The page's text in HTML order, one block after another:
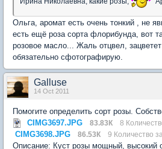
Ольга, аромат есть очень тонкий , не
есть ещё роза сорта флорибунда, вот
розовое масло... Жаль отцвел,
обязательно сфотографирую.
Galluse
14 Oct 2011
Помогите определить сорт розы.
CIMG3697.JPG
83.83К 8
CIMG3698.JPG 86.53К 9 Количество
Описание: Куст розы мощный, высокий